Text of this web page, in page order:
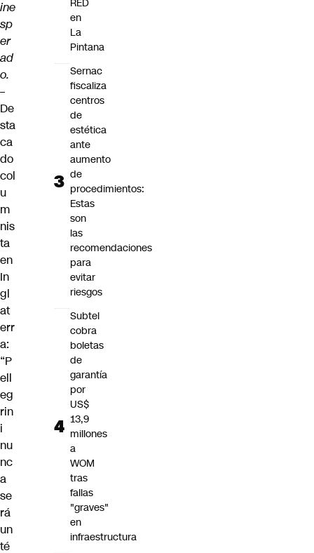
ine
sp
er
ad
o.
–
De
sta
ca
do
col
u
m
nis
ta
en
In
gl
at
err
a:
“P
ell
eg
rin
i
nu
nc
a
se
rá
un
té
RED
en
La
Pintana
Sernac
fiscaliza
centros
de
estética
ante
aumento
de
procedimientos:
Estas
son
las
recomendaciones
para
evitar
riesgos
Subtel
cobra
boletas
de
garantía
por
US$
13,9
millones
a
WOM
tras
fallas
"graves"
en
infraestructura